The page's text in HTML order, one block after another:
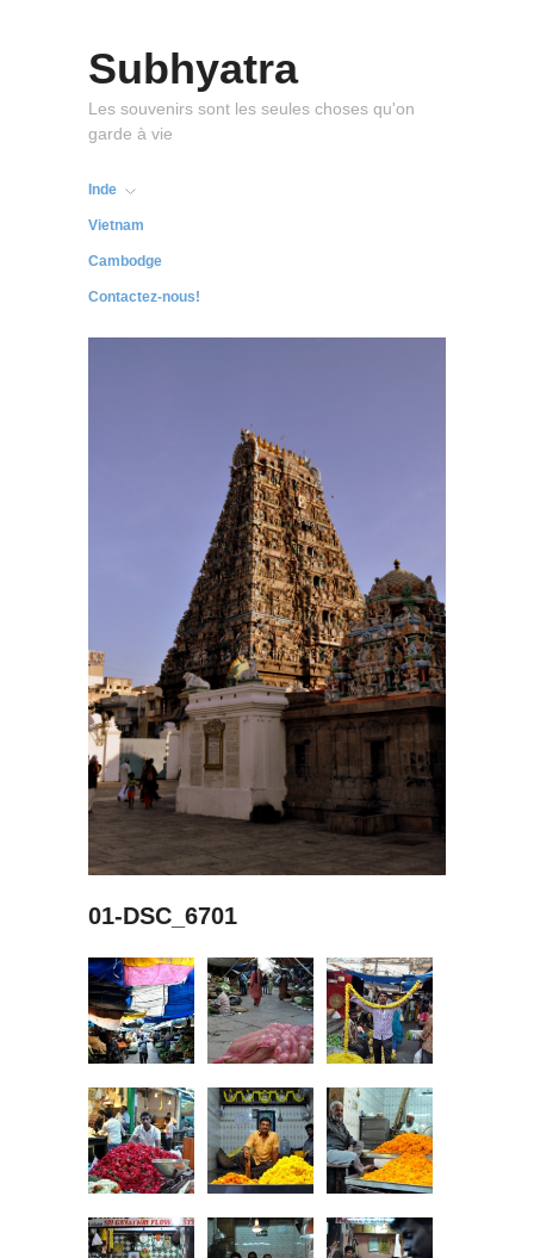
Subhyatra
Les souvenirs sont les seules choses qu'on
garde à vie
Inde
Vietnam
Cambodge
Contactez-nous!
01-DSC_6701